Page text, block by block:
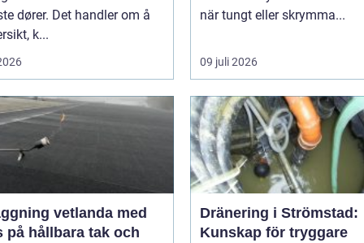
dører. Det handler om å
k...
när tungt eller skrymma...
09 juli 2026
vetlanda med
på hållbara tak och
Dränering i Strömstad:
Kunskap för tryggare